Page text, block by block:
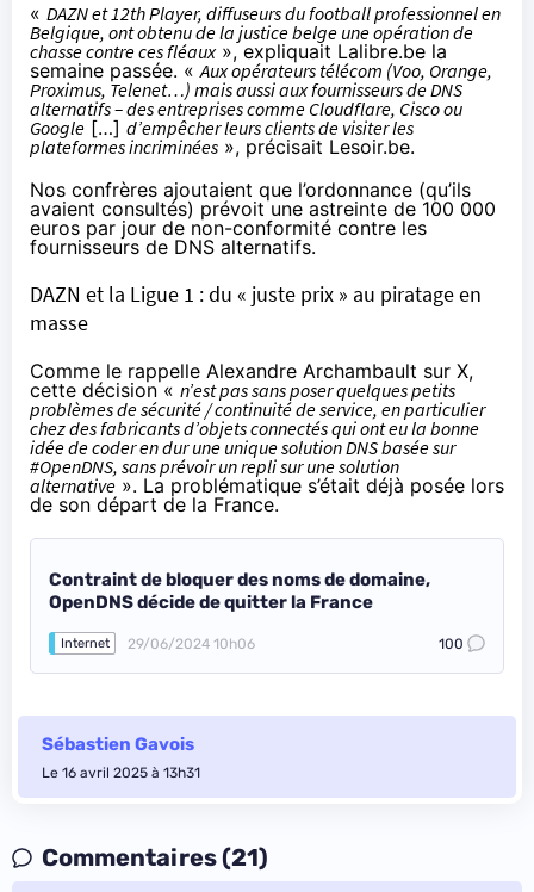
« DAZN et 12th Player, diffuseurs du football professionnel en
Belgique, ont obtenu de la justice belge une opération de
chasse contre ces fléaux», expliquait Lalibre.be la
semaine passée. «Aux opérateurs télécom (Voo, Orange,
Proximus, Telenet…) mais aussi aux fournisseurs de DNS
alternatifs – des entreprises comme Cloudflare, Cisco ou
Google […] d’empêcher leurs clients de visiter les
plateformes incriminées », précisait Lesoir.be.
Nos confrères ajoutaient que l’ordonnance (qu’ils
avaient consultés) prévoit une astreinte de 100 000
euros par jour de non-conformité contre les
fournisseurs de DNS alternatifs.
DAZN et la Ligue 1 : du « juste prix » au piratage en
masse
Comme le rappelle Alexandre Archambault sur X,
cette décision « n’est pas sans poser quelques petits
problèmes de sécurité / continuité de service, en particulier
chez des fabricants d’objets connectés qui ont eu la bonne
idée de coder en dur une unique solution DNS basée sur
#OpenDNS, sans prévoir un repli sur une solution
alternative ». La problématique s’était déjà posée lors
de son départ de la France.
Contraint de bloquer des noms de domaine,
OpenDNS décide de quitter la France
Internet 29/06/2024 10h06 100
Sébastien Gavois
Le 16 avril 2025 à 13h31
Commentaires (21)